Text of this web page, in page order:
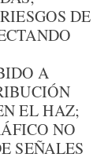
DE
A
EL HAZ;
NO
SEÑALES